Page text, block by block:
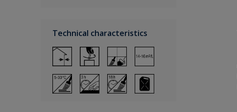
Technical characteristics